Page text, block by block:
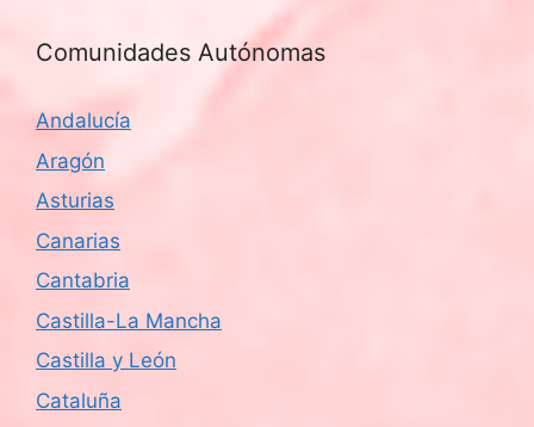
Comunidades Autónomas
Andalucía
Aragón
Asturias
Canarias
Cantabria
Castilla-La Mancha
Castilla y León
Cataluña